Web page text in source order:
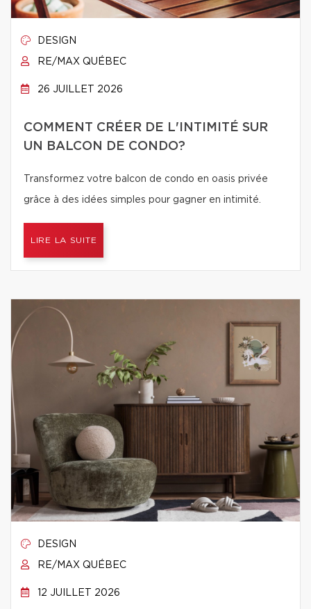
DESIGN
RE/MAX QUÉBEC
26 JUILLET 2026
COMMENT CRÉER DE L'INTIMITÉ SUR
UN BALCON DE CONDO?
Transformez votre balcon de condo en oasis privée
grâce à des idées simples pour gagner en intimité.
LIRE LA SUITE
DESIGN
RE/MAX QUÉBEC
12 JUILLET 2026